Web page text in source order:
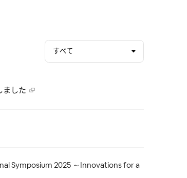
すべて
ました
Symposium 2025 ～Innovations for a